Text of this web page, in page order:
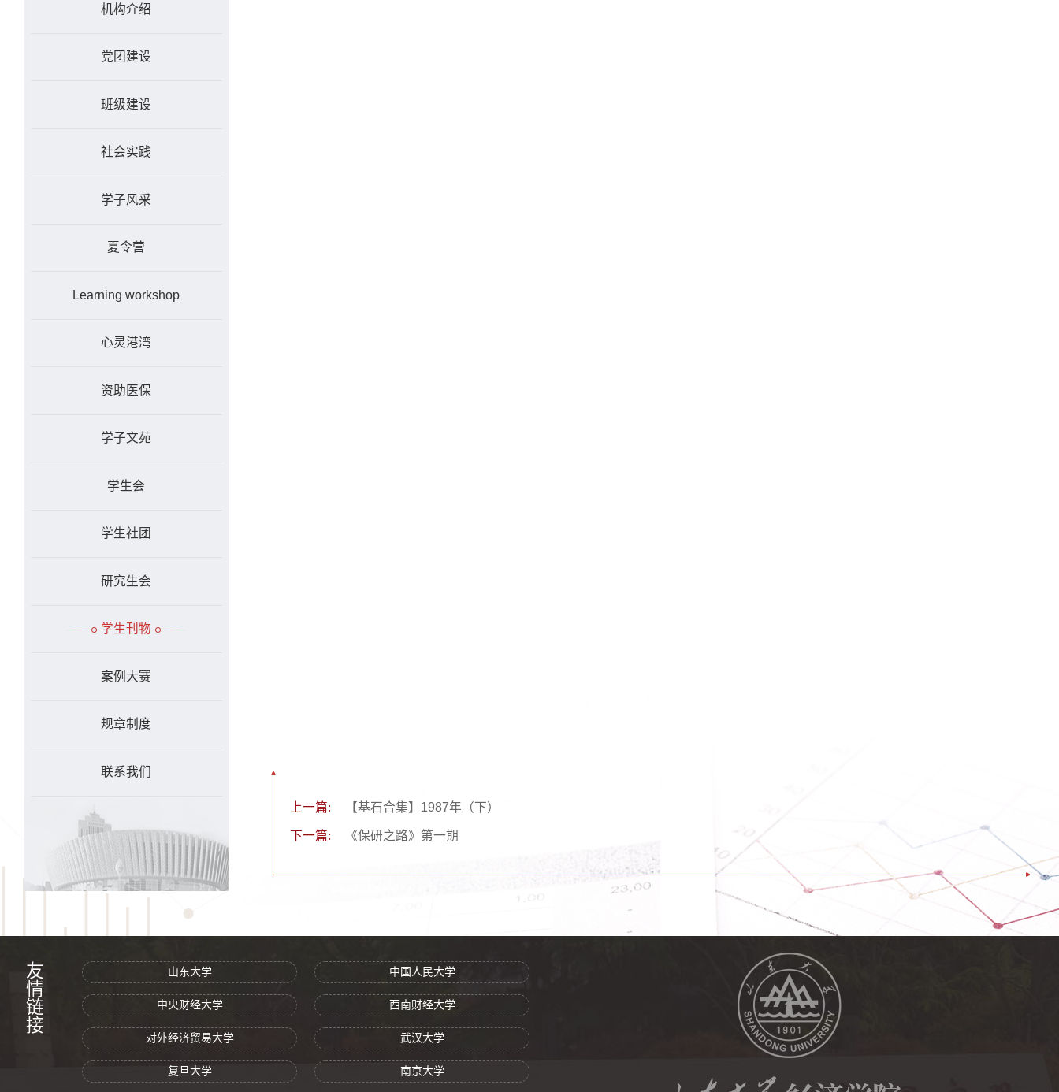
机构介绍
党团建设
班级建设
社会实践
学子风采
夏令营
Learning workshop
心灵港湾
资助医保
学子文苑
学生会
学生社团
研究生会
学生刊物
案例大赛
规章制度
联系我们
上一篇: 【基石合集】1987年（下）
下一篇: 《保研之路》第一期
友情链接 山东大学 中国人民大学
中央财经大学 西南财经大学
对外经济贸易大学 武汉大学
复旦大学 南京大学